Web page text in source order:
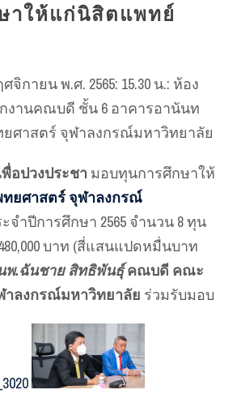
าให้แก่นิสิตแพทย์
กายน พ.ศ. 2565: 15.30 น.: ห้อง
กงานคณบดี ชั้น 6 อาคารอานันท
ศาสตร์ จุฬาลงกรณ์มหาวิทยาลัย
อปวงประชา มอบทุนการศึกษาให้
ยศาสตร์ จุฬาลงกรณ์
จำปีการศึกษา 2565 จำนวน 8 ทุน
บาท (สี่แสนแปดหมื่นบาท
พ.ฉันชาย สิทธิพันธุ์คณบดี คณะ
ลงกรณ์มหาวิทยาลัย ร่วมรับมอบ